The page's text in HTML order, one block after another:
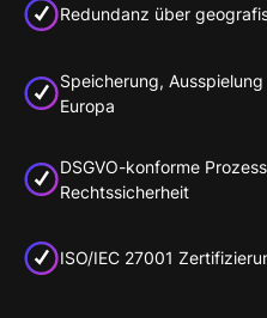
Redundanz über
Speicherung,
Europa
DSGVO-konforme
Rechtssicherheit
ISO/IEC 27001